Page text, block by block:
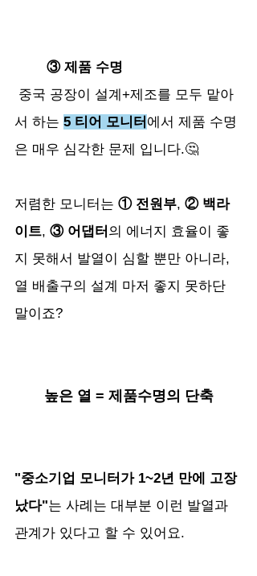
	③ 제품 수명
서 하는 5 티어 모니터 에서 제품 수명
은 매우 심각한 문제 입니다.🤔
저렴한 모니터는 ① 전원부, ② 백라
이트, ③ 어댑터 의 에너지 효율이 좋
지 못해서 발열이 심할 뿐만 아니라,
열 배출구의 설계 마저 좋지 못하단
말이죠?
높은 열 = 제품수명의 단축
"중소기업 모니터가 1~2년 만에 고장
났다"는 사례는 대부분 이런 발열과
관계가 있다고 할 수 있어요.